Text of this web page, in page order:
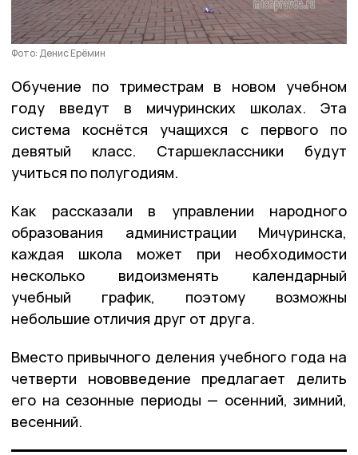
Фото: Денис Ерёмин
Обучение по триместрам в новом учебном
году введут в мичуринских школах. Эта
система коснётся учащихся с первого по
девятый класс. Старшеклассники будут
учиться по полугодиям.
Как рассказали в управлении народного
образования администрации Мичуринска,
каждая школа может при необходимости
несколько видоизменять календарный
учебный график, поэтому возможны
небольшие отличия друг от друга.
Вместо привычного деления учебного года на
четверти нововведение предлагает делить
его на сезонные периоды — осенний, зимний,
весенний.